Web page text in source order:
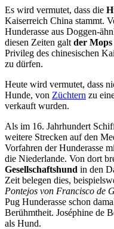
Es wird vermutet, dass die
Kaiserreich China stammt.
Hunderasse aus Doggen-
diesen Zeiten galt der Mops
Privileg des chinesischen
zu dürfen.
Heute wird vermutet, dass
Hunde, von Züchtern zu
verkauft wurden.
Als im 16. Jahrhundert
weitere Strecken auf den
Vorfahren der Hunderasse
die Niederlande. Von dort
Gesellschaftshund in den
Zeit belegen dies,
Pontejos von Francisco de
Pug Hunderasse schon
Berühmtheit. Joséphine de
als Hund.